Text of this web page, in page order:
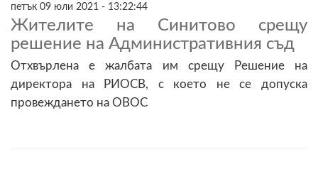
петък 09 юли 2021 - 13:22:44
Жителите на Синитово срещу
решение на Административния съд
Отхвърлена е жалбата им срещу Решение на
директора на РИОСВ, с което не се допуска
провеждането на ОВОС